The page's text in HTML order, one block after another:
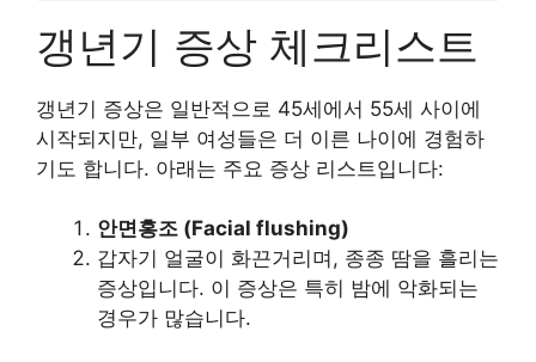
갱년기 증상 체크리스트
갱년기 증상은 일반적으로 45세에서 55세 사이에
시작되지만, 일부 여성들은 더 이른 나이에 경험하
기도 합니다. 아래는 주요 증상 리스트입니다:
안면홍조 (Facial flushing)
갑자기 얼굴이 화끈거리며, 종종 땀을 흘리는
증상입니다. 이 증상은 특히 밤에 악화되는
경우가 많습니다.